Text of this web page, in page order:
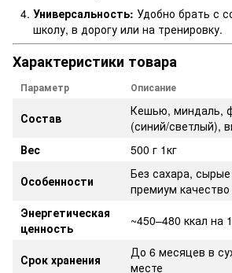
Универсальность: Удобно брать с
школу, в дорогу или на тренировку.
Характеристики товара
Параметр Описание
Состав
Кешью, миндаль,
(синий/светлый),
Вес
500 г 1кг
Особенности
Без сахара,
премиум качество
Энергетическая
ценность
~450–480 ккал на
Срок хранения
До 6 месяцев в
месте